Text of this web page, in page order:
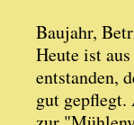
Baujahr,
Heute ist
entstanden,
gut gepflegt.